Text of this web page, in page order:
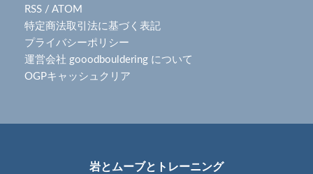
RSS / ATOM
特定商法取引法に基づく表記
プライバシーポリシー
運営会社 gooodbouldering について
OGPキャッシュクリア
岩とムーブとトレーニング